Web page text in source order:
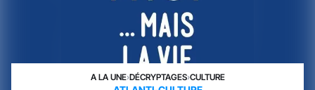
A LA UNE›DÉCRYPTAGES›CULTURE